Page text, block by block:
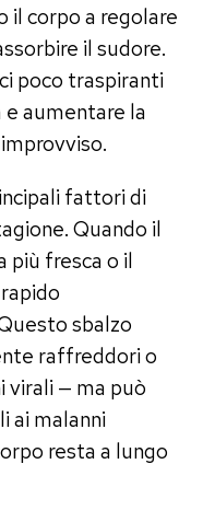
il corpo a regolare
il sudore.
poco traspiranti
aumentare la
fattori di
Quando il
più fresca o il
sbalzo
raffreddori o
virali — ma può
ai malanni
resta a lungo